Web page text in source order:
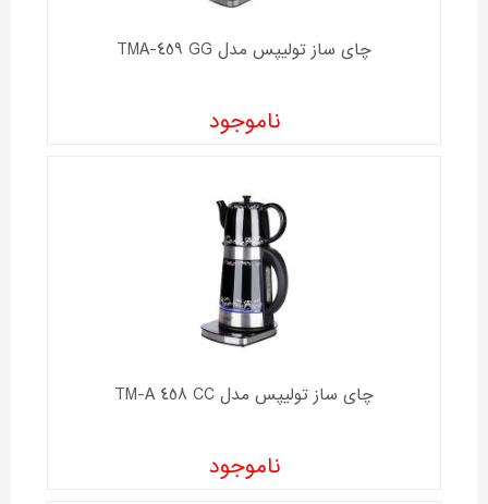
چای ساز تولیپس مدل TMA-459 GG
ناموجود
چای ساز تولیپس مدل TM-A 458 CC
ناموجود